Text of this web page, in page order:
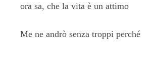
ora sa, che la vita è un attimo
Me ne andrò senza troppi perché